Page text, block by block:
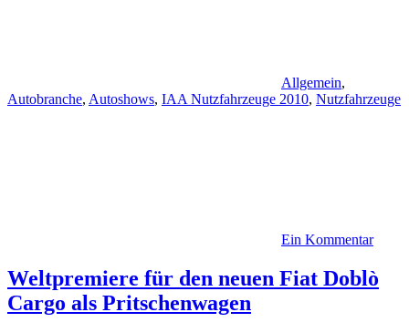
Allgemein,
Autobranche, Autoshows, IAA Nutzfahrzeuge 2010, Nutzfahrzeuge
Ein Kommentar
Weltpremiere für den neuen Fiat Doblò
Cargo als Pritschenwagen